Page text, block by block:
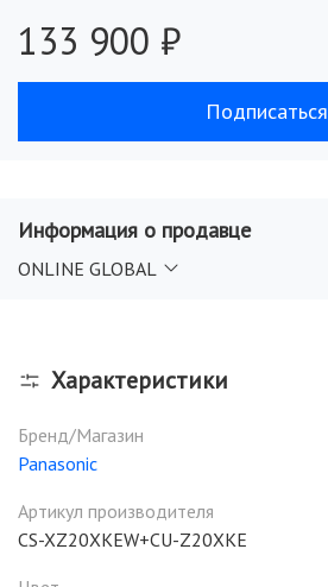
133 900 ₽
Подписаться
Информация о продавце
ONLINE GLOBAL
Характеристики
Бренд/Магазин
Panasonic
Артикул производителя
CS-XZ20XKEW+CU-Z20XKE